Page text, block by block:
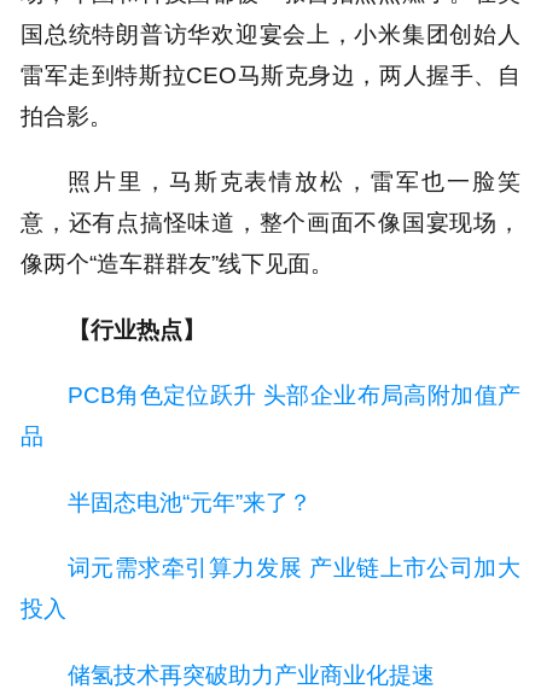
国总统特朗普访华欢迎宴会上，小米集团创始人
雷军走到特斯拉CEO马斯克身边，两人握手、自
拍合影。
照片里，马斯克表情放松，雷军也一脸笑
意，还有点搞怪味道，整个画面不像国宴现场，
像两个“造车群群友”线下见面。
【行业热点】
PCB角色定位跃升 头部企业布局高附加值产
品
半固态电池“元年”来了？
词元需求牵引算力发展 产业链上市公司加大
投入
储氢技术再突破助力产业商业化提速